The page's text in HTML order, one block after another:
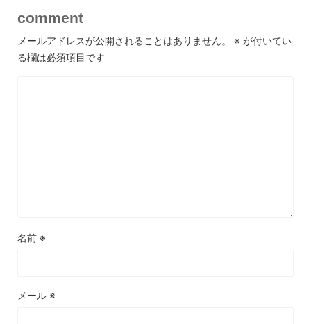
comment
メールアドレスが公開されることはありません。 ※ が付いてい
る欄は必須項目です
名前 ※
メール ※